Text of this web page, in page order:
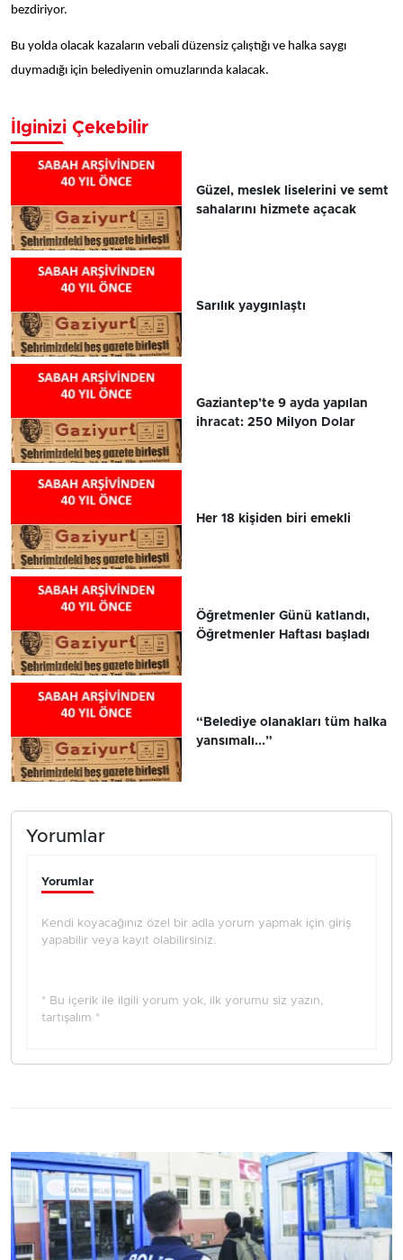
bezdiriyor.
Bu yolda olacak kazaların vebali düzensiz çalıştığı ve halka saygı
duymadığı için belediyenin omuzlarında kalacak.
İlginizi Çekebilir
Güzel, meslek liselerini ve semt
sahalarını hizmete açacak
Sarılık yaygınlaştı
Gaziantep’te 9 ayda yapılan
ihracat: 250 Milyon Dolar
Her 18 kişiden biri emekli
Öğretmenler Günü katlandı,
Öğretmenler Haftası başladı
“Belediye olanakları tüm halka
yansımalı...”
Yorumlar
Yorumlar
Kendi koyacağınız özel bir adla yorum yapmak için giriş
yapabilir veya kayıt olabilirsiniz.
* Bu içerik ile ilgili yorum yok, ilk yorumu siz yazın,
tartışalım *